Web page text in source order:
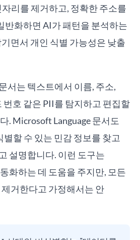
리를 제거하고, 정확한 주소를
반화하면 AI가 패턴을 분석하는
면서 개인 식별 가능성은 낮출
서는 텍스트에서 이름, 주소,
번호 같은 PII를 탐지하고 편집할
. Microsoft Language 문서도
할 수 있는 민감 정보를 찾고
설명합니다. 이런 도구는
화하는 데 도움을 주지만, 모든
거한다고 가정해서는 안